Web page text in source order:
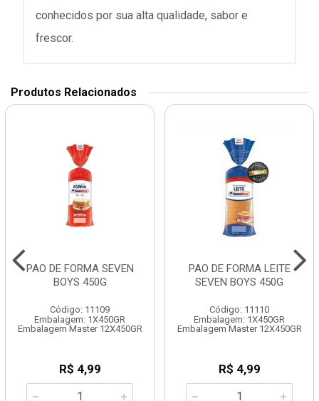
conhecidos por sua alta qualidade, sabor e
frescor.
Produtos Relacionados
PAO DE FORMA SEVEN
BOYS 450G
Código: 11109
Embalagem: 1X450GR
Embalagem Master 12X450GR
R$ 4,99
PAO DE FORMA LEITE
SEVEN BOYS 450G
Código: 11110
Embalagem: 1X450GR
Embalagem Master 12X450GR
R$ 4,99